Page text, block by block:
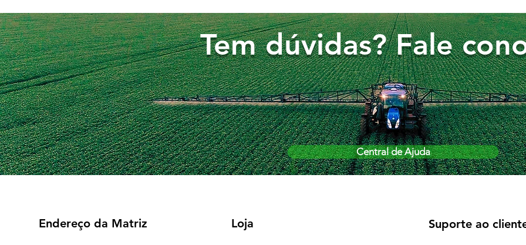
Tem dúvidas? Fale
Central de Ajuda
Endereço da Matriz Loja Suporte ao